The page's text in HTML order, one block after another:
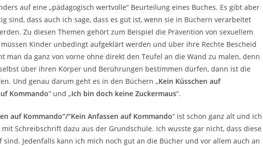
auf eine „pädagogisch wertvolle“ Beurteilung eines Buches. Es gibt aber
sind, dass auch ich sage, dass es gut ist, wenn sie in Büchern verarbeitet
Zu diesen Themen gehört zum Beispiel die Prävention von sexuellem
Kinder unbedingt aufgeklärt werden und über ihre Rechte Bescheid
man da ganz von vorne ohne direkt den Teufel an die Wand zu malen, denn
über ihren Körper und Berührungen bestimmen dürfen, dann ist die
Und genau darum geht es in den Büchern „Kein Küsschen auf
Kommando“ und „Ich bin doch keine Zuckermaus“.
auf Kommando“/“Kein Anfassen auf Kommando“ ist schon ganz alt und ich
Schreibschrift dazu aus der Grundschule. Ich wusste gar nicht, dass diese
Jedenfalls kann ich mich noch gut an die Bücher und vor allem auch an